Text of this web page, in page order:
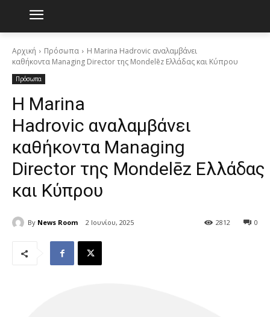
Αρχική Πρόσωπα
H Marina Hadrovic αναλαμβάνει
καθήκοντα Managing Director της Mondelēz Ελλάδας και Κύπρου
Πρόσωπα
H Marina
Hadrovic αναλαμβάνει
καθήκοντα Managing
Director της Mondelēz Ελλάδας
και Κύπρου
By News Room 2 Ιουνίου, 2025 0
2812